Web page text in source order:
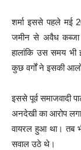
शर्मा इससे पहले मई
जमीन से अवैध कब्जा
हालांकि उस समय
कुछ वर्गों ने इसकी
इससे पूर्व समाजवादी
अनदेखी का आरोप
वायरल हुआ था। तब
सवाल उठे थे।